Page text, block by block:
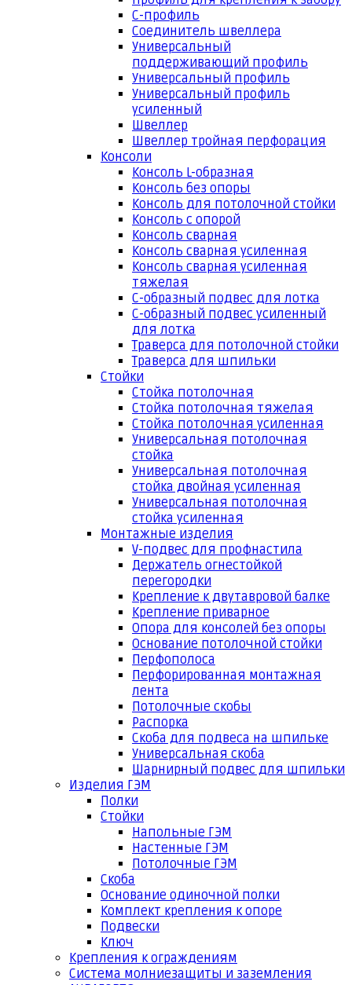
С-профиль
Соединитель швеллера
Универсальный
поддерживающий профиль
Универсальный профиль
Универсальный профиль
усиленный
Швеллер
Швеллер тройная перфорация
Консоли
Консоль L-образная
Консоль без опоры
Консоль для потолочной стойки
Консоль с опорой
Консоль сварная
Консоль сварная усиленная
Консоль сварная усиленная
тяжелая
С-образный подвес для лотка
С-образный подвес усиленный
для лотка
Траверса для потолочной стойки
Траверса для шпильки
Стойки
Стойка потолочная
Стойка потолочная тяжелая
Стойка потолочная усиленная
Универсальная потолочная
стойка
Универсальная потолочная
стойка двойная усиленная
Универсальная потолочная
стойка усиленная
Монтажные изделия
V-подвес для профнастила
Держатель огнестойкой
перегородки
Крепление к двутавровой балке
Крепление приварное
Опора для консолей без опоры
Основание потолочной стойки
Перфополоса
Перфорированная монтажная
лента
Потолочные скобы
Распорка
Скоба для подвеса на шпильке
Универсальная скоба
Шарнирный подвес для шпильки
Изделия ГЭМ
Полки
Стойки
Напольные ГЭМ
Настенные ГЭМ
Потолочные ГЭМ
Скоба
Основание одиночной полки
Комплект крепления к опоре
Подвески
Ключ
Крепления к ограждениям
Система молниезащиты и заземления